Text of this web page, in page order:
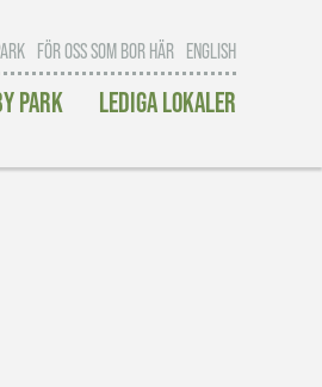
FÖR OSS SOM BOR HÄR ENGLISH
PARK LEDIGA LOKALER